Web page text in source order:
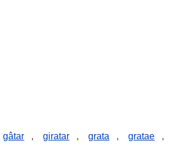
gâtar , giratar , grata , gratae ,